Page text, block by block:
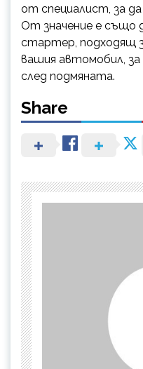
от специалист, за
От значение е също
стартер, подходящ
вашия автомобил,
след подмяната.
Share